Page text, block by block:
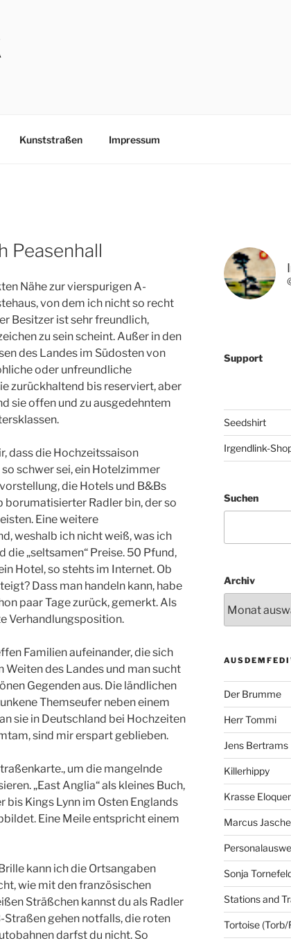
Kunststraßen Impressum
Peasenhall
Nähe zur vierspurigen A-
von dem ich nicht so recht
Besitzer ist sehr freundlich,
zu sein scheint. Außer in den
des Landes im Südosten von
oder unfreundliche
zurückhaltend bis reserviert, aber
sie offen und zu ausgedehntem
dass die Hochzeitssaison
schwer sei, ein Hotelzimmer
die Hotels und B&Bs
borumatisierter Radler bin, der so
Eine weitere
weshalb ich nicht weiß, was ich
die „seltsamen“ Preise. 50 Pfund,
Hotel, so stehts im Internet. Ob
Dass man handeln kann, habe
paar Tage zurück, gemerkt. Als
Verhandlungsposition.
Familien aufeinander, die sich
Weiten des Landes und man sucht
Gegenden aus. Die ländlichen
Themseufer neben einem
sie in Deutschland bei Hochzeiten
sind mir erspart geblieben.
um die mangelnde
„East Anglia“ als kleines Buch,
bis Kings Lynn im Osten Englands
Eine Meile entspricht einem
kann ich die Ortsangaben
wie mit den französischen
Sträßchen kannst du als Radler
gehen notfalls, die roten
darfst du nicht. So
Support
Seedshirt
Irgendlink-
Suchen
Archiv
Der Brumme
Herr Tommi
Jens Bertrams
Killerhippy
Krasse
Marcus
Sonja
Stations and
Tortoise (Torb/